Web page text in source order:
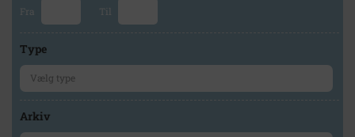
Fra Til
Type
Arkiv